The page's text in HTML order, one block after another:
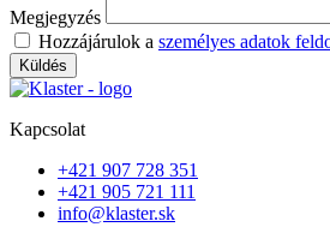
Megjegyzés
Hozzájárulok a személyes adatok
Küldés
Kapcsolat
+421 907 728 351
+421 905 721 111
info@klaster.sk